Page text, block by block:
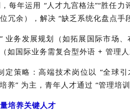
每年运用 “人才九宫格法”“胜任
冗余），解决 “缺乏系统化盘点手
” 业务发展规划（如拓展国际市场
如国际业务需复合型外语 + 管理
定策略：高端技术岗位以 “全球
养” 为主，青年人才通过 “管理培
培养关键人才